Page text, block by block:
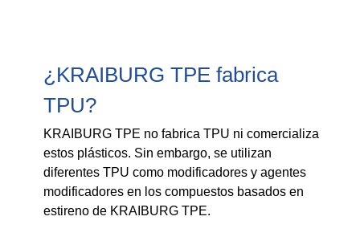
¿KRAIBURG TPE fabrica
TPU?
KRAIBURG TPE no fabrica TPU ni comercializa
estos plásticos. Sin embargo, se utilizan
diferentes TPU como modificadores y agentes
modificadores en los compuestos basados en
estireno de KRAIBURG TPE.